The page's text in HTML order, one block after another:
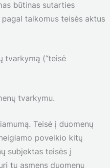
būtinas sutarties
taikomus teisės aktus
tvarkymą (“teisė
tvarkymu.
Teisė į duomenų
poveikio kitų
subjektas teisės į
tų asmens duomenų